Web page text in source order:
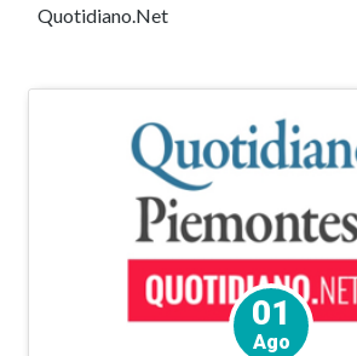
01
Ago
Quotidiano.Net